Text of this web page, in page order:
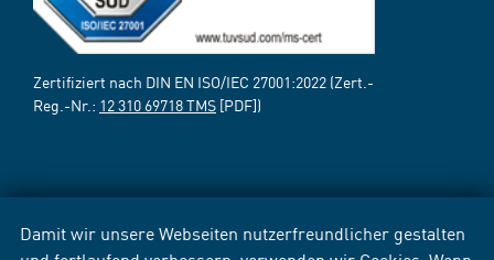
Damit wir unsere Webseiten nutzerfreundlicher gestalten
Zertifiziert nach DIN EN ISO/IEC 27001:2022 (Zert.-
Reg.-Nr.: 12 310 69718 TMS [PDF])